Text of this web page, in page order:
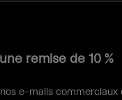
remise de 10 %
e-mails commerciaux